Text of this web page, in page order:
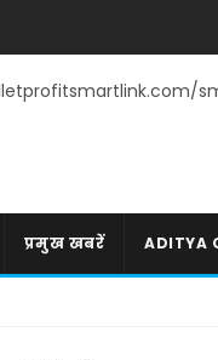
प्रमुख खबरें ADITYA